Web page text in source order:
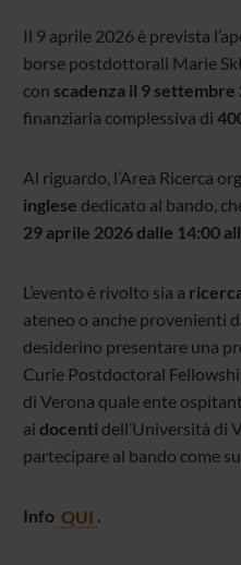
Il 9 aprile 2026 è prevista
borse postdottorali Marie
con scadenza il 9 settembre
finanziaria complessiva di
Al riguardo, l’Area Ricerca
inglese dedicato al bando,
29 aprile 2026 dalle 14:00
L’evento è rivolto sia a
ateneo o anche provenienti
desiderino presentare una
Curie Postdoctoral
di Verona quale ente
ai docenti dell’Università di
partecipare al bando come
Info QUI .